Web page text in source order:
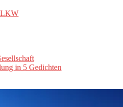
LKW
in 5 Gedichten